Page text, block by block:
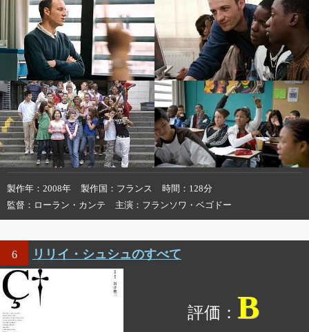
製作年 2008年 製作国 フランス 時間
128分
監督
ローラン・カンテ 主演 フランソワ・ベゴドー
6 リリイ・シュシュのすべて
B